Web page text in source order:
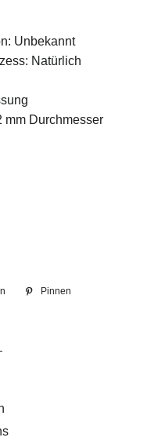
Unbekannt
Natürlich
mm Durchmesser
Auf
Pinnen